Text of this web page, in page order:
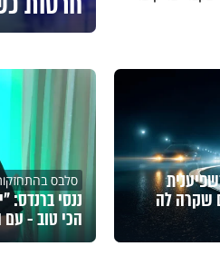
שקרה לה
סלבס
הכי טוב -